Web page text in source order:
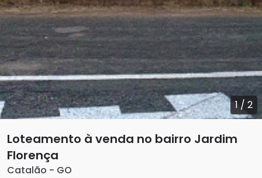
1/ 2
Loteamento à venda no bairro Jardim
Florença
Catalão - GO